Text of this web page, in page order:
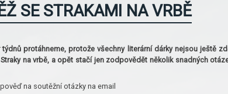
SE STRAKAMI NA VRBĚ
protáhneme, protože všechny literární dárky nejsou ještě
na vrbě, a opět stačí jen zodpovědět několik snadných
na soutěžní otázky na email